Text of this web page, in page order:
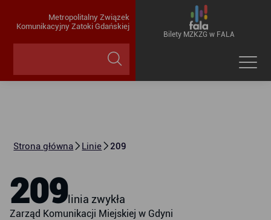
Metropolitalny Związek
Komunikacyjny Zatoki Gdańskiej
Bilety MZKZG w FALA
Strona główna Linie 209
209 linia zwykła
Zarząd Komunikacji Miejskiej w Gdyni